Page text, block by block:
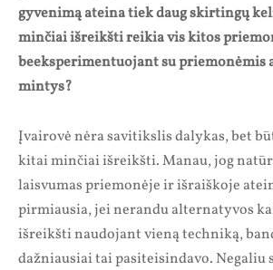
gyvenimą ateina tiek daug skirtingų
minčiai išreikšti reikia vis kitos
beeksperimentuojant su priemonėmis
mintys?
Įvairovė nėra savitikslis dalykas, bet
kitai minčiai išreikšti. Manau, jog
laisvumas priemonėje ir išraiškoje
pirmiausia, jei nerandu alternatyvos
išreikšti naudojant vieną techniką,
dažniausiai tai pasiteisindavo. Negaliu